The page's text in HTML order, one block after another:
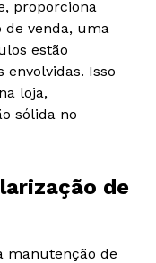
proporciona
de venda, uma
estão
envolvidas. Isso
loja,
sólida no
de
manutenção de